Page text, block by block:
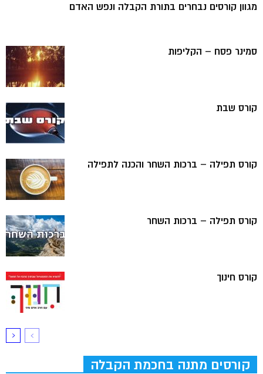
מגוון קורסים נבחרים בתורת הקבלה ונפש האדם
סמינר פסח – הקליפות
קורס שבת
קורס תפילה – ברכות השחר והכנה לתפילה
קורס תפילה – ברכות השחר
קורס חינוך
קורסים מתנה בחכמת הקבלה